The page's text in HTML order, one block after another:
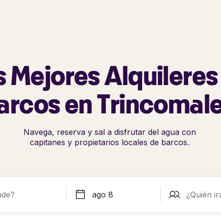
Mejores
en
Navega, reserva y sal a disfrutar del agua con
capitanes y propietarios locales de barcos.